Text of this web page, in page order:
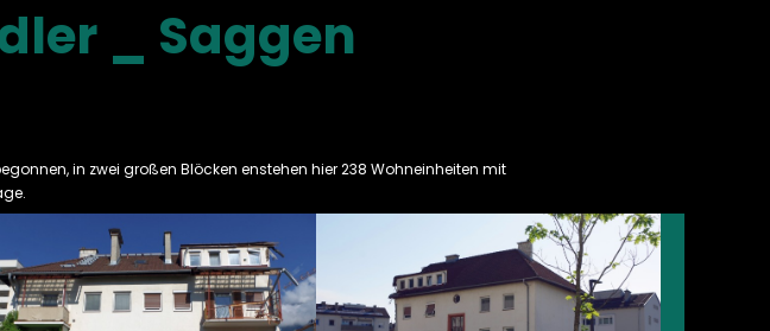
_ Saggen
in zwei großen Blöcken enstehen hier 238 Wohneinheiten mit